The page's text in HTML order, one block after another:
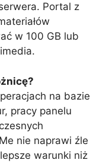
Portal z
w 100 GB lub
na bazie
pracy panelu
nie naprawi źle
warunki niż